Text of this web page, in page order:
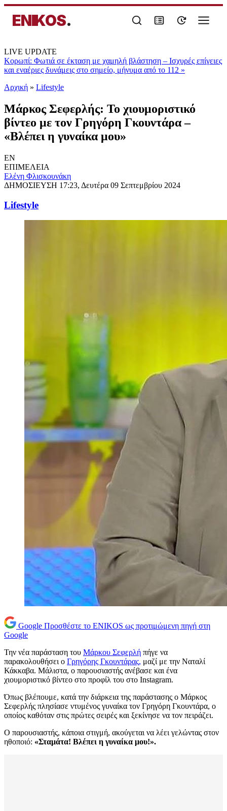
ENIKOS.
LIVE UPDATE
Κορωπί: Φωτιά σε έκταση με χαμηλή βλάστηση – Ισχυρές επίγειες
και εναέριες δυνάμεις στο σημείο, μήνυμα από το 112 »
Αρχική » Lifestyle
Μάρκος Σεφερλής: Το χιουμοριστικό
βίντεο με τον Γρηγόρη Γκουντάρα –
«Βλέπει η γυναίκα μου»
EN
ΕΠΙΜΕΛΕΙΑ
Ελένη Φλισκουνάκη
ΔΗΜΟΣΙΕΥΣΗ 17:23, Δευτέρα 09 Σεπτεμβρίου 2024
Lifestyle
Google Προσθέστε το ENIKOS ως προτιμώμενη πηγή στη
Google
Την νέα παράσταση του Μάρκου Σεφερλή πήγε να
παρακολουθήσει ο Γρηγόρης Γκουντάρας, μαζί με την Ναταλί
Κάκκαβα. Μάλιστα, ο παρουσιαστής ανέβασε και ένα
χιουμοριστικό βίντεο στο προφίλ του στο Instagram.
Όπως βλέπουμε, κατά την διάρκεια της παράστασης ο Μάρκος
Σεφερλής πλησίασε ντυμένος γυναίκα τον Γρηγόρη Γκουντάρα, ο
οποίος καθόταν στις πρώτες σειρές και ξεκίνησε να τον πειράζει.
Ο παρουσιαστής, κάποια στιγμή, ακούγεται να λέει γελώντας στον
ηθοποιό: «Σταμάτα! Βλέπει η γυναίκα μου!».